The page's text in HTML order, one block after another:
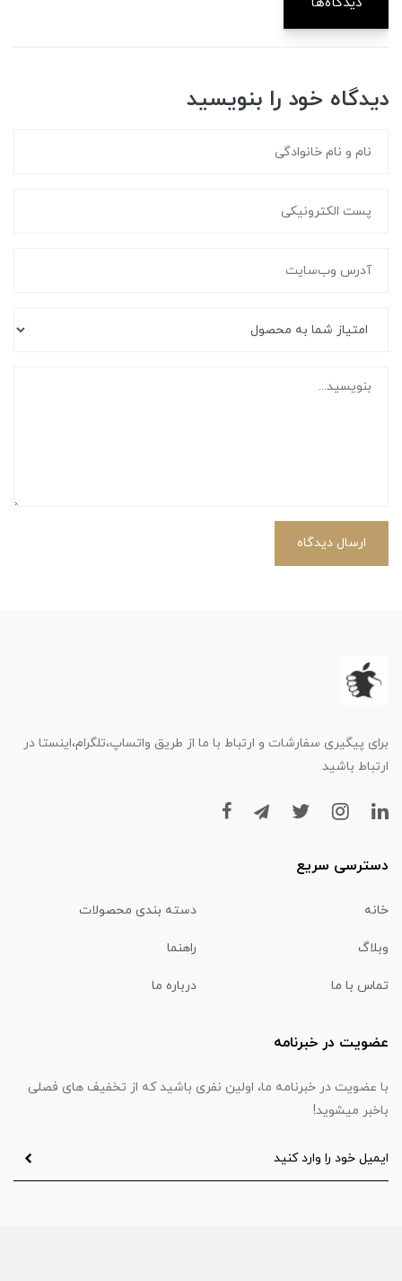
دیدگاه خود را بنویسید
ارسال دیدگاه
برای پیگیری سفارشات و ارتباط با ما از طریق واتساپ،تلگرام،اینستا در
ارتباط باشید
دسترسی سریع
خانه دسته بندی محصولات
وبلاگ راهنما
تماس با ما درباره ما
عضویت در خبرنامه
با عضویت در خبرنامه ما، اولین نفری باشید که از تخفیف های فصلی
باخبر میشوید!